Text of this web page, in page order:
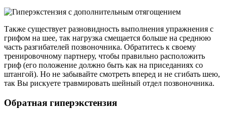
Также существует разновидность выполнения упражнения с
грифом на шее, так нагрузка смещается больше на среднюю
часть разгибателей позвоночника. Обратитесь к своему
тренировочному партнеру, чтобы правильно расположить
гриф (его положение должно быть как на приседаниях со
штангой). Но не забывайте смотреть вперед и не сгибать шею,
так Вы рискуете травмировать шейный отдел позвоночника.
Обратная гиперэкстензия